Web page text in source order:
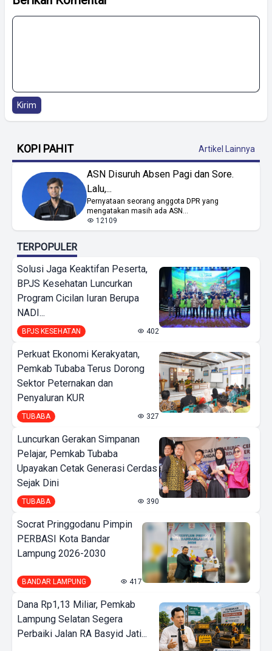
Kirim
KOPI PAHIT Artikel Lainnya
ASN Disuruh Absen Pagi dan Sore.
Lalu,...
Pernyataan seorang anggota DPR yang
mengatakan masih ada ASN...
12109
TERPOPULER
Solusi Jaga Keaktifan Peserta,
BPJS Kesehatan Luncurkan
Program Cicilan Iuran Berupa
NADI...
BPJS KESEHATAN 402
Perkuat Ekonomi Kerakyatan,
Pemkab Tubaba Terus Dorong
Sektor Peternakan dan
Penyaluran KUR
TUBABA 327
Luncurkan Gerakan Simpanan
Pelajar, Pemkab Tubaba
Upayakan Cetak Generasi Cerdas
Sejak Dini
TUBABA 390
Socrat Pringgodanu Pimpin
PERBASI Kota Bandar
Lampung 2026-2030
BANDAR LAMPUNG 417
Dana Rp1,13 Miliar, Pemkab
Lampung Selatan Segera
Perbaiki Jalan RA Basyid Jati...